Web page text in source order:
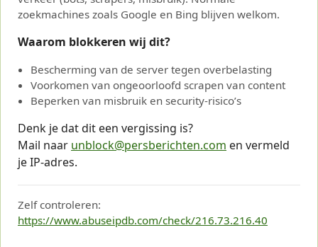
zoekmachines zoals Google en Bing blijven welkom.
Waarom blokkeren wij dit?
Bescherming van de server tegen overbelasting
Voorkomen van ongeoorloofd scrapen van content
Beperken van misbruik en security-risico’s
Denk je dat dit een vergissing is?
Mail naar unblock@persberichten.com en vermeld
je IP-adres.
Zelf controleren:
https://www.abuseipdb.com/check/216.73.216.40